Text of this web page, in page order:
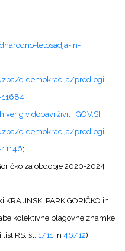
letosadja-in-
e-demokracija/predlogi-
v dobavi živil | GOV.SI
e-demokracija/predlogi-
;
za obdobje 2020-2024
PARK GORIČKO in
kolektivne blagovne znamke
RS, št. 1/11 in 46/12)